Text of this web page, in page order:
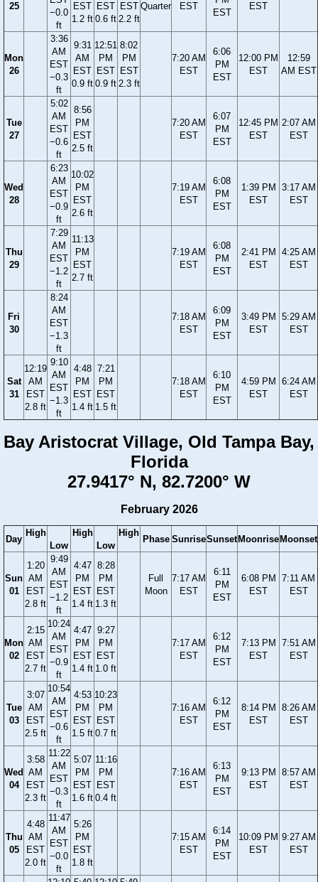
25
−0.0
ft
EST
1.2 ft
EST
0.6 ft
EST
2.2 ft
Quarter
EST
EST
EST
Mon
26
3:36
AM
EST
−0.3
ft
9:31
AM
EST
0.9 ft
12:51
PM
EST
0.9 ft
8:02
PM
EST
2.3 ft
7:20 AM
EST
6:06
PM
EST
12:00 PM
EST
12:59
AM EST
Tue
27
5:02
AM
EST
−0.6
ft
8:56
PM
EST
2.5 ft
7:20 AM
EST
6:07
PM
EST
12:45 PM
EST
2:07 AM
EST
Wed
28
6:23
AM
EST
−0.9
ft
10:02
PM
EST
2.6 ft
7:19 AM
EST
6:08
PM
EST
1:39 PM
EST
3:17 AM
EST
Thu
29
7:29
AM
EST
−1.2
ft
11:13
PM
EST
2.7 ft
7:19 AM
EST
6:08
PM
EST
2:41 PM
EST
4:25 AM
EST
Fri
30
8:24
AM
EST
−1.3
ft
7:18 AM
EST
6:09
PM
EST
3:49 PM
EST
5:29 AM
EST
Sat
31
12:19
AM
EST
2.8 ft
9:10
AM
EST
−1.3
ft
4:48
PM
EST
1.4 ft
7:21
PM
EST
1.5 ft
7:18 AM
EST
6:10
PM
EST
4:59 PM
EST
6:24 AM
EST
Bay Aristocrat Village, Old Tampa Bay,
Florida
27.9417° N, 82.7200° W
February 2026
Day
High
Low
High
Low
High
Phase SunriseSunset Moonrise Moonset
Sun
01
1:20
AM
EST
2.8 ft
9:49
AM
EST
−1.2
ft
4:47
PM
EST
1.4 ft
8:28
PM
EST
1.3 ft
Full
Moon
7:17 AM
EST
6:11
PM
EST
6:08 PM
EST
7:11 AM
EST
Mon
02
2:15
AM
EST
2.7 ft
10:24
AM
EST
−0.9
ft
4:47
PM
EST
1.4 ft
9:27
PM
EST
1.0 ft
7:17 AM
EST
6:12
PM
EST
7:13 PM
EST
7:51 AM
EST
Tue
03
3:07
AM
EST
2.5 ft
10:54
AM
EST
−0.6
ft
4:53
PM
EST
1.5 ft
10:23
PM
EST
0.7 ft
7:16 AM
EST
6:12
PM
EST
8:14 PM
EST
8:26 AM
EST
Wed
04
3:58
AM
EST
2.3 ft
11:22
AM
EST
−0.3
ft
5:07
PM
EST
1.6 ft
11:16
PM
EST
0.4 ft
7:16 AM
EST
6:13
PM
EST
9:13 PM
EST
8:57 AM
EST
Thu
05
4:48
AM
EST
2.0 ft
11:47
AM
EST
−0.0
ft
5:26
PM
EST
1.8 ft
7:15 AM
EST
6:14
PM
EST
10:09 PM
EST
9:27 AM
EST